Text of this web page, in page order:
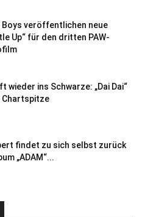
veröffentlichen neue
Up“ für den dritten PAW-
wieder ins Schwarze: „Dai Dai“
findet zu sich selbst zurück
„ADAM“...